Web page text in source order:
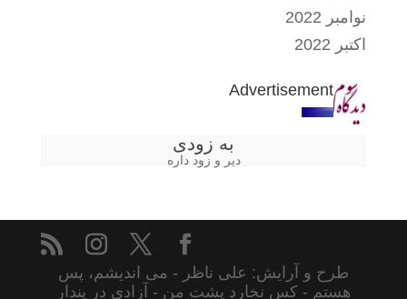
نوامبر 2022
اکتبر 2022
Advertisement
به زودی
دیر و زود داره
طرح و آرایش: علی ناظر - می اندیشم، پس
هستم - کس نخارد پشت من - آزادی در پندار